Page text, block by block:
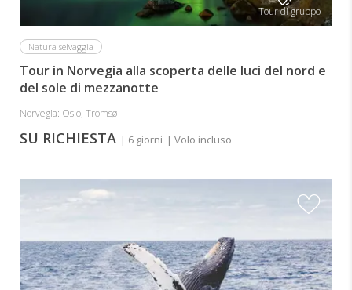
Tour di gruppo
Natura selvaggia
Tour in Norvegia alla scoperta delle luci del nord e
del sole di mezzanotte
Norvegia: Oslo, Tromsø
SU RICHIESTA | 6 giorni | Volo incluso